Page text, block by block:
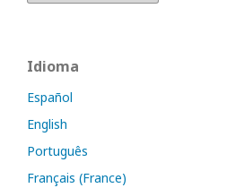
Idioma
Español
English
Português
Français (France)